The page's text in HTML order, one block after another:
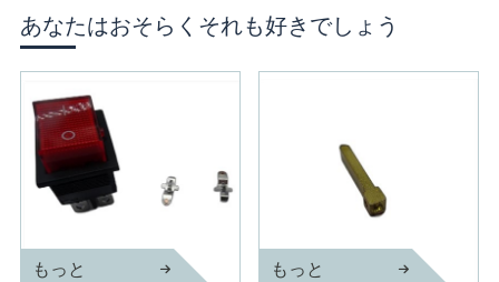
あなたはおそらくそれも好きでしょう
もっと
もっと